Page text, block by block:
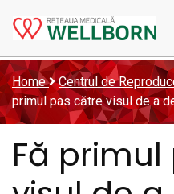
Home Centrul de
primul pas către visul de a
Fă